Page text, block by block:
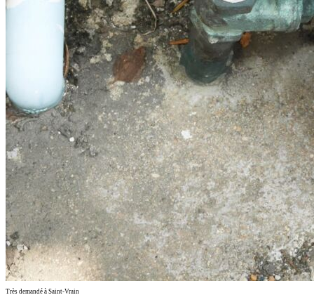
Très demandé à Saint-Vrain